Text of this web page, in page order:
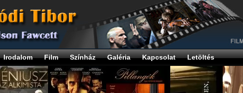
Irodalom Film Színház Galéria Kapcsolat Letöltés